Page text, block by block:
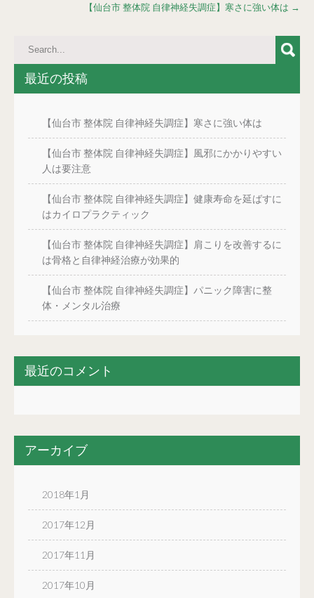
【仙台市 整体院 自律神経失調症】寒さに強い体は →
最近の投稿
【仙台市 整体院 自律神経失調症】寒さに強い体は
【仙台市 整体院 自律神経失調症】風邪にかかりやすい
人は要注意
【仙台市 整体院 自律神経失調症】健康寿命を延ばすに
はカイロプラクティック
【仙台市 整体院 自律神経失調症】肩こりを改善するに
は骨格と自律神経治療が効果的
【仙台市 整体院 自律神経失調症】パニック障害に整
体・メンタル治療
最近のコメント
アーカイブ
2018年1月
2017年12月
2017年11月
2017年10月